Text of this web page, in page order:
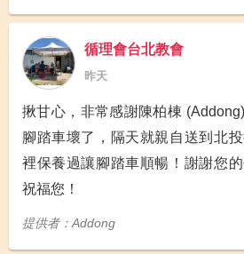
循理會台北教會
昨天
揪甘心，非常感謝陳柏棟
腳踏車壞了，隔天就親自送到北
裡保養過讓腳踏車順暢！謝謝您
祝福您！
提供者：Addong